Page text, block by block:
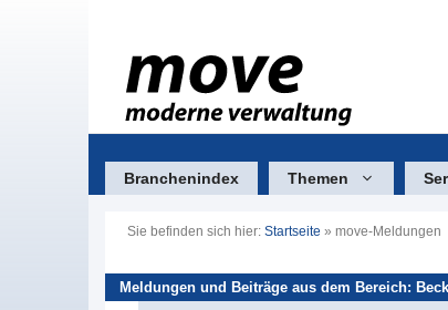
Branchenindex Themen
Sie befinden sich hier: Startseite » move-Meldungen
Meldungen und Beiträge aus dem Bereich: